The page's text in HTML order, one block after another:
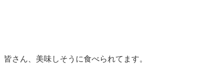
皆さん、美味しそうに食べられてます。